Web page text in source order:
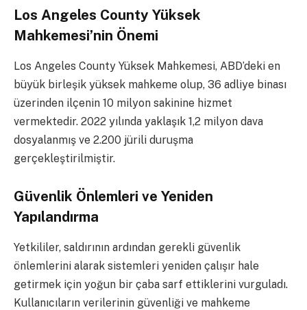
Los Angeles County Yüksek
Mahkemesi’nin Önemi
Los Angeles County Yüksek Mahkemesi, ABD’deki en
büyük birleşik yüksek mahkeme olup, 36 adliye binası
üzerinden ilçenin 10 milyon sakinine hizmet
vermektedir. 2022 yılında yaklaşık 1,2 milyon dava
dosyalanmış ve 2.200 jürili duruşma
gerçekleştirilmiştir.
Güvenlik Önlemleri ve Yeniden
Yapılandırma
Yetkililer, saldırının ardından gerekli güvenlik
önlemlerini alarak sistemleri yeniden çalışır hale
getirmek için yoğun bir çaba sarf ettiklerini vurguladı.
Kullanıcıların verilerinin güvenliği ve mahkeme